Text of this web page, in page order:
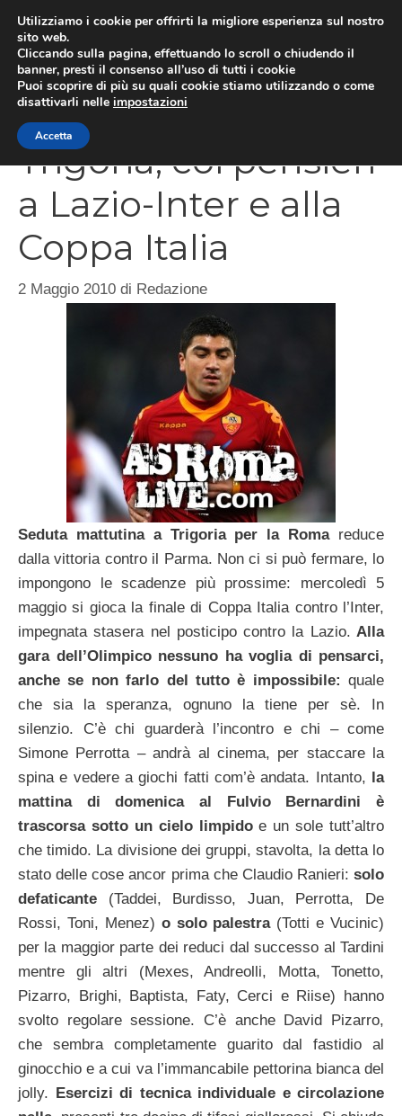
contenuto
Trigoria, coi pensieri
a Lazio-Inter e alla
Coppa Italia
2 Maggio 2010 di Redazione
Seduta mattutina a Trigoria per la Romareduce
dalla vittoria contro il Parma. Non ci si può fermare, lo
impongono le scadenze più prossime: mercoledì 5
maggio si gioca la finale di Coppa Italia contro l’Inter,
impegnata stasera nel posticipo contro la Lazio. Alla
gara dell’Olimpico nessuno ha voglia di pensarci,
anche se non farlo del tutto è impossibile: quale
che sia la speranza, ognuno la tiene per sè. In
silenzio. C’è chi guarderà l’incontro e chi – come
Simone Perrotta – andrà al cinema, per staccare la
spina e vedere a giochi fatti com’è andata. Intanto,
la
mattina di domenica al Fulvio Bernardini è
trascorsa sotto un cielo limpidoe un sole tutt’altro
che timido. La divisione dei gruppi, stavolta, la detta lo
stato delle cose ancor prima che Claudio Ranieri: solo
defaticante (Taddei, Burdisso, Juan, Perrotta, De
Rossi, Toni, Menez) o solo palestra(Totti e Vucinic)
per la maggior parte dei reduci dal successo al Tardini
mentre gli altri (Mexes, Andreolli, Motta, Tonetto,
Pizarro, Brighi, Baptista, Faty, Cerci e Riise) hanno
svolto regolare sessione. C’è anche David Pizarro,
che sembra completamente guarito dal fastidio al
ginocchio e a cui va l’immancabile pettorina bianca del
jolly.
Esercizi di tecnica individuale e circolazione
Utilizziamo i cookie per offrirti la migliore esperienza sul nostro
sito web.
Cliccando sulla pagina, effettuando lo scroll o chiudendo il
banner, presti il consenso all’uso di tutti i cookie
Puoi scoprire di più su quali cookie stiamo utilizzando o come
disattivarli nelle impostazioni
Accetta